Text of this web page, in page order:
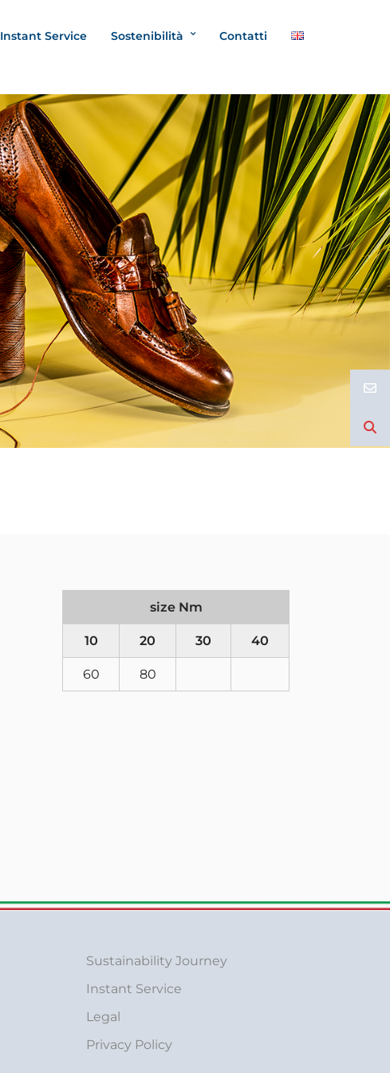
Instant Service Sostenibilità Contatti
size Nm
10 20 30 40
60 80
Sustainability Journey
Instant Service
Legal
Privacy Policy